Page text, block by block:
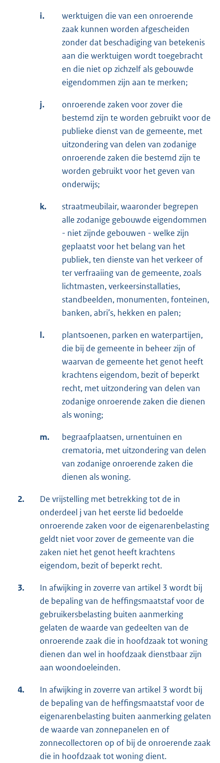
i.
werktuigen die van een onroerende
zaak kunnen worden afgescheiden
zonder dat beschadiging van betekenis
aan die werktuigen wordt toegebracht
en die niet op zichzelf als gebouwde
eigendommen zijn aan te merken;
j.
onroerende zaken voor zover die
bestemd zijn te worden gebruikt voor de
publieke dienst van de gemeente, met
uitzondering van delen van zodanige
onroerende zaken die bestemd zijn te
worden gebruikt voor het geven van
onderwijs;
k.
straatmeubilair, waaronder begrepen
alle zodanige gebouwde eigendommen
- niet zijnde gebouwen - welke zijn
geplaatst voor het belang van het
publiek, ten dienste van het verkeer of
ter verfraaiing van de gemeente, zoals
lichtmasten, verkeersinstallaties,
standbeelden, monumenten, fonteinen,
banken, abri’s, hekken en palen;
l.
plantsoenen, parken en waterpartijen,
die bij de gemeente in beheer zijn of
waarvan de gemeente het genot heeft
krachtens eigendom, bezit of beperkt
recht, met uitzondering van delen van
zodanige onroerende zaken die dienen
als woning;
m.
begraafplaatsen, urnentuinen en
crematoria, met uitzondering van delen
van zodanige onroerende zaken die
dienen als woning.
2.
De vrijstelling met betrekking tot de in
onderdeel j van het eerste lid bedoelde
onroerende zaken voor de eigenarenbelasting
geldt niet voor zover de gemeente van die
zaken niet het genot heeft krachtens
eigendom, bezit of beperkt recht.
3.
In afwijking in zoverre van artikel 3 wordt bij
de bepaling van de heffingsmaatstaf voor de
gebruikersbelasting buiten aanmerking
gelaten de waarde van gedeelten van de
onroerende zaak die in hoofdzaak tot woning
dienen dan wel in hoofdzaak dienstbaar zijn
aan woondoeleinden.
4.
In afwijking in zoverre van artikel 3 wordt bij
de bepaling van de heffingsmaatstaf voor de
eigenarenbelasting buiten aanmerking gelaten
de waarde van zonnepanelen en of
zonnecollectoren op of bij de onroerende zaak
die in hoofdzaak tot woning dient.